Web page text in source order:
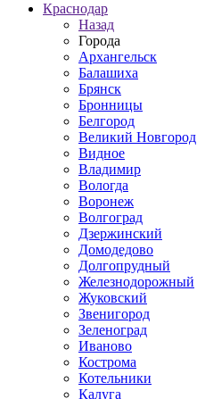
Краснодар
Назад
Города
Архангельск
Балашиха
Брянск
Бронницы
Белгород
Великий Новгород
Видное
Владимир
Вологда
Воронеж
Волгоград
Дзержинский
Домодедово
Долгопрудный
Железнодорожный
Жуковский
Звенигород
Зеленоград
Иваново
Кострома
Котельники
Калуга